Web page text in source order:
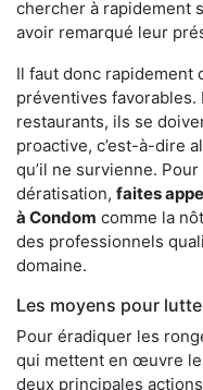
chercher à rapidement
avoir remarqué leur
Il faut donc rapidement
préventives favorables.
restaurants, ils se
proactive, c’est-à-dire
qu’il ne survienne.
dératisation, faites
à Condom comme la
des professionnels
domaine.
Les moyens pour
Pour éradiquer les
qui mettent en œuvre
deux principales